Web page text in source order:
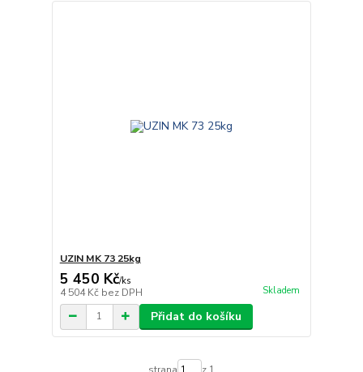
UZIN MK 73 25kg
5 450 Kč/ks
4 504 Kč bez DPH Skladem
Přidat do košíku